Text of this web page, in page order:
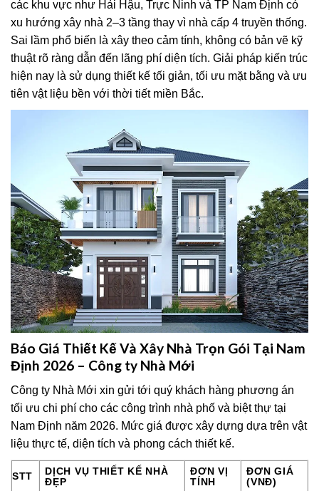
các khu vực như Hải Hậu, Trực Ninh và TP Nam Định có
xu hướng xây nhà 2–3 tầng thay vì nhà cấp 4 truyền thống.
Sai lầm phổ biến là xây theo cảm tính, không có bản vẽ kỹ
thuật rõ ràng dẫn đến lãng phí diện tích. Giải pháp kiến trúc
hiện nay là sử dụng thiết kế tối giản, tối ưu mặt bằng và ưu
tiên vật liệu bền với thời tiết miền Bắc.
Báo Giá Thiết Kế Và Xây Nhà Trọn Gói Tại Nam
Định 2026 – Công ty Nhà Mới
Công ty Nhà Mới xin gửi tới quý khách hàng phương án
tối ưu chi phí cho các công trình nhà phố và biệt thự tại
Nam Định năm 2026. Mức giá được xây dựng dựa trên vật
liệu thực tế, diện tích và phong cách thiết kế.
STT
DỊCH VỤ THIẾT KẾ NHÀ
ĐẸP
ĐƠN VỊ
TÍNH
ĐƠN GIÁ
(VNĐ)